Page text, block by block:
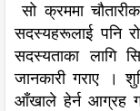
सो क्रममा
सदस्यहरूलाई पनि
सदस्यताका लागि
जानकारी गराए ।
आँखाले हेर्न आग्रह